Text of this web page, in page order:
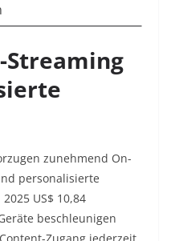
Streaming
zunehmend On-
personalisierte
US$ 10,84
beschleunigen